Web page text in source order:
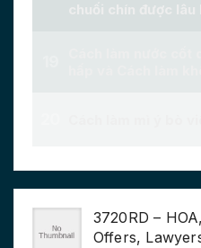
3720RD –
Offers,